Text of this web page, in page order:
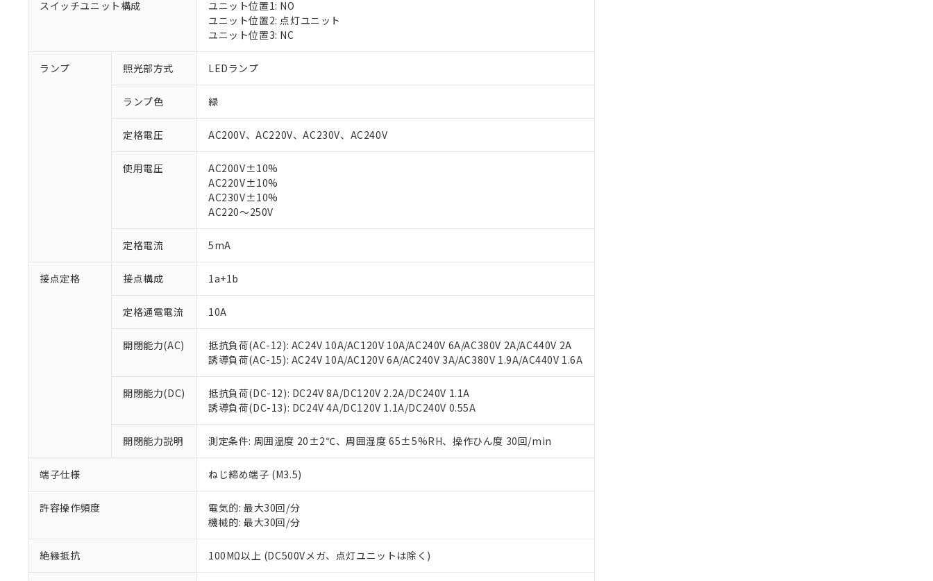
スイッチユニット構成
ユニット位置1: NO
ユニット位置2: 点灯ユニット
ユニット位置3: NC
ランプ 照光部方式 LEDランプ
ランプ色 緑
定格電圧 AC200V、AC220V、AC230V、AC240V
使用電圧
AC200V±10%
AC220V±10%
AC230V±10%
AC220～250V
定格電流 5mA
接点定格 接点構成 1a+1b
定格通電電流 10A
開閉能力(AC)
抵抗負荷(AC-12): AC24V 10A/AC120V 10A/AC240V 6A/AC380V 2A/AC440V 2A
誘導負荷(AC-15): AC24V 10A/AC120V 6A/AC240V 3A/AC380V 1.9A/AC440V 1.6A
開閉能力(DC)
抵抗負荷(DC-12): DC24V 8A/DC120V 2.2A/DC240V 1.1A
誘導負荷(DC-13): DC24V 4A/DC120V 1.1A/DC240V 0.55A
開閉能力説明 測定条件: 周囲温度 20±2℃、周囲湿度 65±5%RH、操作ひん度 30回/min
端子仕様 ねじ締め端子 (M3.5)
許容操作頻度
電気的: 最大30回/分
機械的: 最大30回/分
絶縁抵抗 100MΩ以上 (DC500Vメガ、点灯ユニットは除く)
ご利用条件
くものです。
当社制御機器事業取扱商品の中には、本サービスの対象外となる商品もあることをご了承ください。
在庫状況および標準価格照会結果は、記載している更新日時点での社内データに基づき作成されるも
のであり、閲覧された時点での実際の在庫および標準価格とは異なる場合があることをご了承くださ
い。
正式な納期状況および標準価格はお客様のお取引先、またはお客様担当のオムロン制御機器販売店・
当社販売員にご相談ください。
在庫状況および標準価格結果を当社の事前の承諾なく第三者に漏洩または開示しないようお願いしま
す。
マイパーツ機能（部品リスト作成サービス）をご利用いただくには、I-Webメンバーズにご登録され
ている必要があります。
お客様が当ウェブサイト上で当社にご登録された部品リストについて、当社および当社の共同利用者
が、当社の製品・サービスに関するお客様との取引・商談に必要な範囲で利用することをご了承くだ
※当社の共同利用者とは、
"個人情報の共同利用に関して"
いる法人を指します。
※1 対応状況
対応済み：EU RoHS指令（10物質）の非含有に対応した製品が提供可能な商品です。
対応予定：EU RoHS指令（10物質）の非含有に対応した製品に切り替える予定のある商品です。
対応予定なし：EU RoHS指令（10物質）の非含有に非対応の商品で、対応品を出す予定はありません。
調査・確認中：EU RoHS指令（10物質）の非含有の対応状況を調査中または確認中の商品です。
仕入先様の事情により、非含有部品としていたものが、含有品と判明した場合などやむを得ず変更すること
があります。
*EU RoHS指令（10物質）：
鉛(Pb) 1000ppm以下、 水銀(Hg) 1000ppm以下、 カドミウム(Cd) 100ppm以下、
フタル酸ビス(2-エチルヘキシル) (DEHP)(別名：DOP) 1000ppm以下、フタル酸ブチルベンジル（BBP） 1000ppm以下、フタル酸ジブチ
ル（DBP） 1000ppm以下、フタル酸ジイソブチル (DIBP) 1000ppm以下
但し、RoHS指令で産業用監視および制御機器に対する適用除外項目は除く。
フタル酸エステル類の４物質については閾値を超える意図的な使用がないことを確認しています。
部品在庫の切り替え状況などにより、予定月が前後することがあります。
※3 非含有証明書ダウンロード
下記の非含有証明書をダウンロードすることができます。
EU RoHS指令（10物質）の非含有証明書
※1 中国RoHS○×表
「○」：最大均質材料含有率が中国RoHSの基準値以下であることを示します。
「×」：最大均質材料含有率が中国RoHSの基準値を超えていることを示します。
「－」：未確認です。当社販売部門へお問い合わせください。
*中国RoHS10物質の基準値 (GB/T26572)：
Pb(鉛) :1000ppm、 Hg(水銀) : 1000ppm、 Cd(カドミウム) : 100ppm、
Cr(Ⅵ)(六価クロム) : 1000ppm、 PBBs(ポリ臭化ビフェニル類) : 1000ppm、 PBDEs(ポリ臭化ジフェニルエーテル類) : 1000ppm、
DEHP(フタル酸ビス(2-エチルヘキシル)) : 1000ppm
※2 環境保護使用期限
「10」：通常の使用状況下において有害物質が外部に漏えいし、環境に深刻な影響を及ぼさない年数を意
味します。
「－」：未確認です。当社販売部門へお問い合わせください。
う）を輸出または国外への提供する場合は、日本国政府の輸出許可(または役務取引許可)を取得する
などの必要な手続きをとります。
当社は規制貨物を破棄する場合は、完全に破砕するなど、違法に輸出されないよう必要な手段を講じ
ます。
当社は貴社製品を、核兵器、ミサイル、化学兵器、生物兵器またはその他武器並びにこれらの製造装
置等に一切使用いたしません。
また当社は、販売先および販売に係わる関係者が違法に輸出するおそれがある場合は、取り引きをい
たしません。
記
号
説明
○ 一定数以上の在庫あり
機器販売店・当社販売員にご確認ください)
白
受注生産機種、また在庫状況の情報を公開していない機種